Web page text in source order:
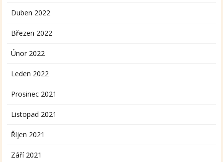
Duben 2022
Březen 2022
Únor 2022
Leden 2022
Prosinec 2021
Listopad 2021
Říjen 2021
Září 2021